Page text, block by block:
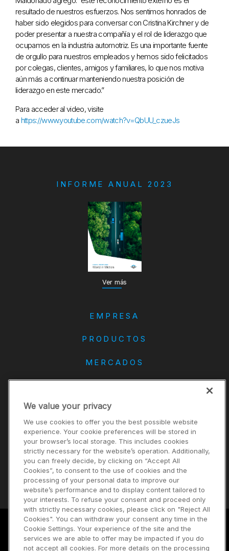
resultado de nuestros esfuerzos. Nos sentimos honrados de
haber sido elegidos para conversar con Cristina Kirchner y de
poder presentar a nuestra compañía y el rol de liderazgo que
ocupamos en la industria automotriz. Es una importante fuente
de orgullo para nuestros empleados y hemos sido felicitados
por colegas, clientes, amigos y familiares, lo que nos motiva
aún más a continuar manteniendo nuestra posición de
liderazgo en este mercado.”
Para acceder al video, visite
a https://www.youtube.com/watch?v=QbUU_czueJs
INFORME ANUAL 2023
Ver más
EMPRESA
PRODUCTOS
MERCADOS
CONTACTO
Carreras
Inversores
Noticias
Proveedores
We value your privacy
We use cookies to offer you the best possible website
experience. Your cookie preferences will be stored in
your browser’s local storage. This includes cookies
strictly necessary for the website’s operation. Additionally,
you can freely decide, by clicking on “Accept All
Cookies”, to consent to the use of cookies and the
processing of your personal data to improve our
website’s performance and to display content tailored to
your interests. To refuse your consent and proceed only
with strictly necessary cookies, please click on "Reject All
Cookies". You can withdraw your consent any time in the
Cookie Settings. Your experience of the site and the
services we are able to offer may be impacted if you do
not accept all cookies. For more details on the processing